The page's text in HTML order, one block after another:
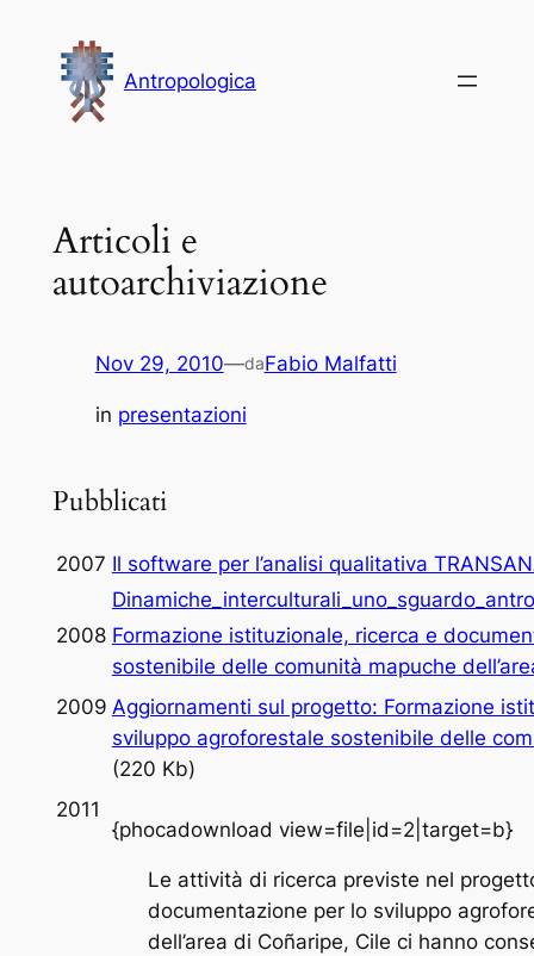
contenuto
Antropologica
Articoli e
autoarchiviazione
Nov 29, 2010—daFabio Malfatti
in presentazioni
Pubblicati
2007 Il software per l’analisi qualitativa
2008 Formazione istituzionale, ricerca e
sostenibile delle comunità mapuche
2009 Aggiornamenti sul progetto: Formazione
sviluppo agroforestale sostenibile delle
(220 Kb)
2011
{phocadownload view=file|id=2|target=b}
Le attività di ricerca previste nel
documentazione per lo sviluppo
dell’area di Coñaripe, Cile ci hanno